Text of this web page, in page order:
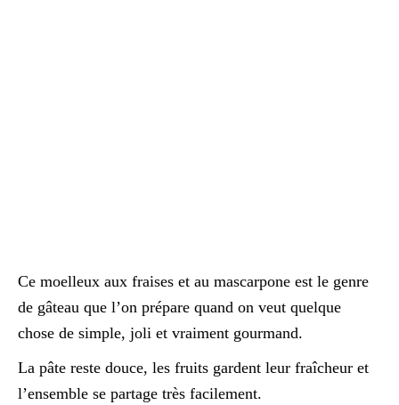
Ce moelleux aux fraises et au mascarpone est le genre
de gâteau que l’on prépare quand on veut quelque
chose de simple, joli et vraiment gourmand.
La pâte reste douce, les fruits gardent leur fraîcheur et
l’ensemble se partage très facilement.